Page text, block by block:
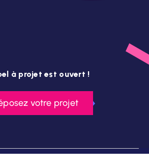
à projet est ouvert !
votre projet